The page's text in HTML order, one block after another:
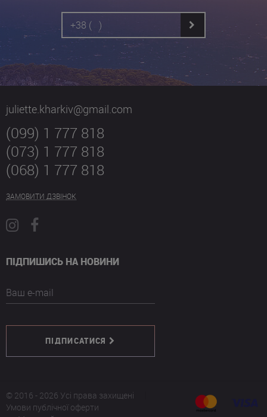
juliette.kharkiv@gmail.com
(099) 1 777 818
(073) 1 777 818
(068) 1 777 818
ЗАМОВИТИ ДЗВІНОК
ПІДПИШИСЬ НА НОВИНИ
Ваш e-mail
ПІДПИСАТИСЯ
© 2016 - 2026 Усі права захищені
Умови публічної оферти